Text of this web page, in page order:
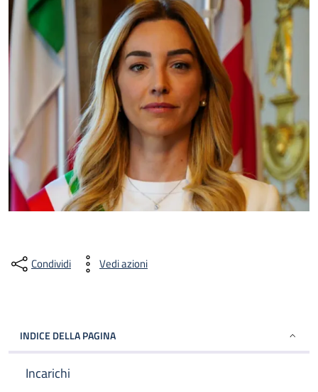
Condividi Vedi azioni
INDICE DELLA PAGINA
Incarichi